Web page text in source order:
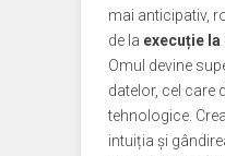
mai anticipativ,
de la execuție
Omul devine
datelor, cel care
tehnologice.
intuiția și